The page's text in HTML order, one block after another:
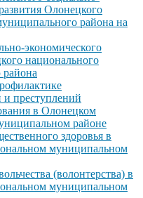
Олонецкого
района на
экономического
национального
преступлений
в Олонецком
районе
здоровья в
муниципальном
(волонтерства) в
муниципальном